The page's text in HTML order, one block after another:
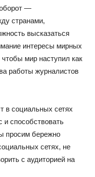
—
странами,
высказаться
интересы мирных
мир наступил как
работы журналистов
в социальных сетях
и способствовать
просим бережно
сетях, не
с аудиторией на